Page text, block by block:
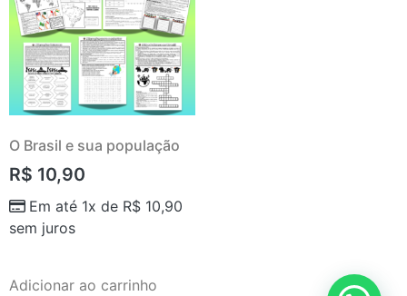
O Brasil e sua população
R$ 10,90
Em até 1x de R$ 10,90
sem juros
Adicionar ao carrinho